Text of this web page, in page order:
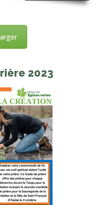
2023